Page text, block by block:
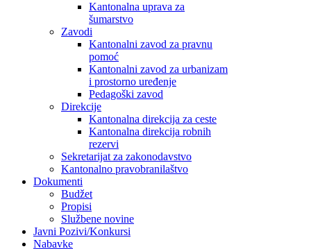
Kantonalna uprava za
šumarstvo
Zavodi
Kantonalni zavod za pravnu
pomoć
Kantonalni zavod za urbanizam
i prostorno uređenje
Pedagoški zavod
Direkcije
Kantonalna direkcija za ceste
Kantonalna direkcija robnih
rezervi
Sekretarijat za zakonodavstvo
Kantonalno pravobranilaštvo
Dokumenti
Budžet
Propisi
Službene novine
Javni Pozivi/Konkursi
Nabavke